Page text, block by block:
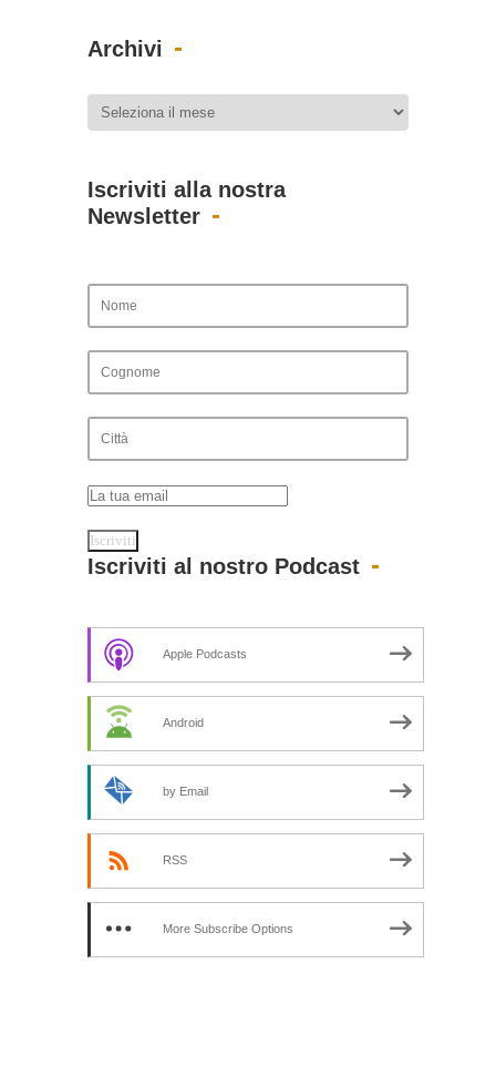
Archivi
Iscriviti alla nostra
Newsletter
Iscriviti al nostro Podcast
Apple Podcasts
Android
by Email
RSS
More Subscribe Options